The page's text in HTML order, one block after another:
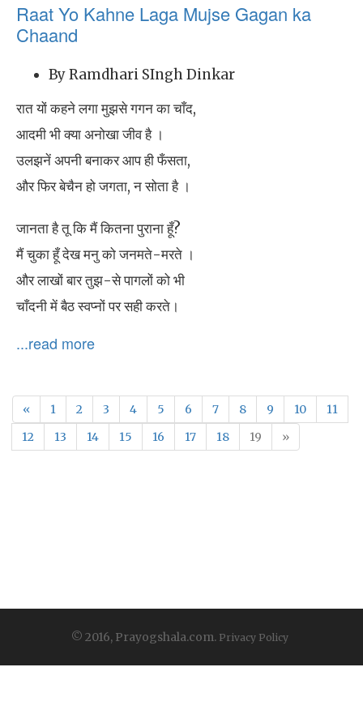
Raat Yo Kahne Laga Mujse Gagan ka
Chaand
By Ramdhari SIngh Dinkar
रात यों कहने लगा मुझसे गगन का चाँद,
आदमी भी क्या अनोखा जीव है ।
उलझनें अपनी बनाकर आप ही फँसता,
और फिर बेचैन हो जगता, न सोता है ।
जानता है तू कि मैं कितना पुराना हूँ?
मैं चुका हूँ देख मनु को जनमते-मरते ।
और लाखों बार तुझ-से पागलों को भी
चाँदनी में बैठ स्वप्नों पर सही करते।
...read more
« 1 2 3 4 5 6 7 8 9 10
11
12
13 14 15 16 17 18 19 »
© 2016, Prayogshala.com. Privacy Policy